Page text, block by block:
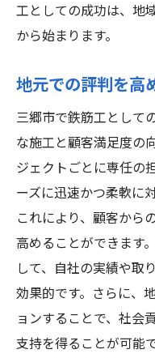
工としての成功は、地
から始まります。
地元での評判を高
三郷市で鉄筋工として
な施工と顧客満足度の
ジェクトごとに専任の
ーズに迅速かつ柔軟に
これにより、顧客から
高めることができます
して、自社の実績や取
効果的です。さらに、
ョンすることで、社会
支持を得ることが可能